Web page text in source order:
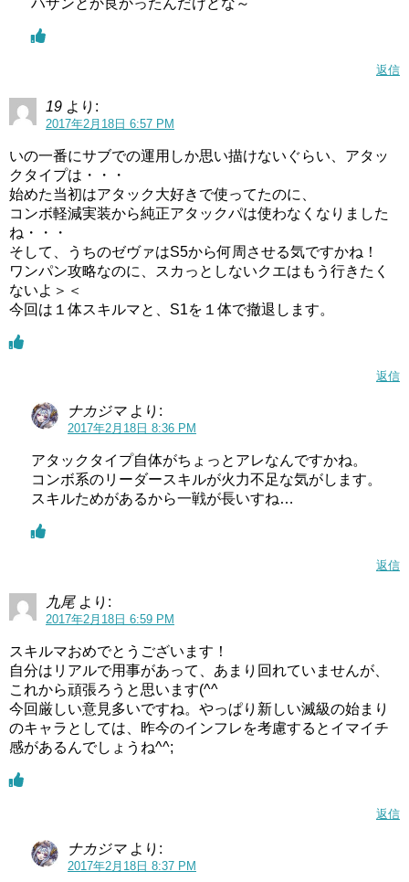
ハザンとか良かったんだけどな～
返信
19 より:
2017年2月18日 6:57 PM
いの一番にサブでの運用しか思い描けないぐらい、アタッ
クタイプは・・・
始めた当初はアタック大好きで使ってたのに、
コンボ軽減実装から純正アタックパは使わなくなりました
ね・・・
そして、うちのゼヴァはS5から何周させる気ですかね！
ワンパン攻略なのに、スカっとしないクエはもう行きたく
ないよ＞＜
今回は１体スキルマと、S1を１体で撤退します。
返信
ナカジマ より:
2017年2月18日 8:36 PM
アタックタイプ自体がちょっとアレなんですかね。
コンボ系のリーダースキルが火力不足な気がします。
スキルためがあるから一戦が長いすね…
返信
九尾 より:
2017年2月18日 6:59 PM
スキルマおめでとうございます！
自分はリアルで用事があって、あまり回れていませんが、
これから頑張ろうと思います(^^ゞ
今回厳しい意見多いですね。やっぱり新しい滅級の始まり
のキャラとしては、昨今のインフレを考慮するとイマイチ
感があるんでしょうね^^;
返信
ナカジマ より:
2017年2月18日 8:37 PM